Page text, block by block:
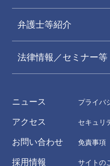
弁護士等紹介
法律情報／セミナー等
ニュース
アクセス
お問い合わせ
採用情報
プライバ
セキュリ
免責事項
サイトの